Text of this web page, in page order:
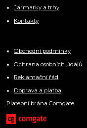
Jarmarky a trhy
Kontakty
Obchodní podmínky
Ochrana osobních údajů
Reklamační řád
Doprava a platba
Platební brána Comgate